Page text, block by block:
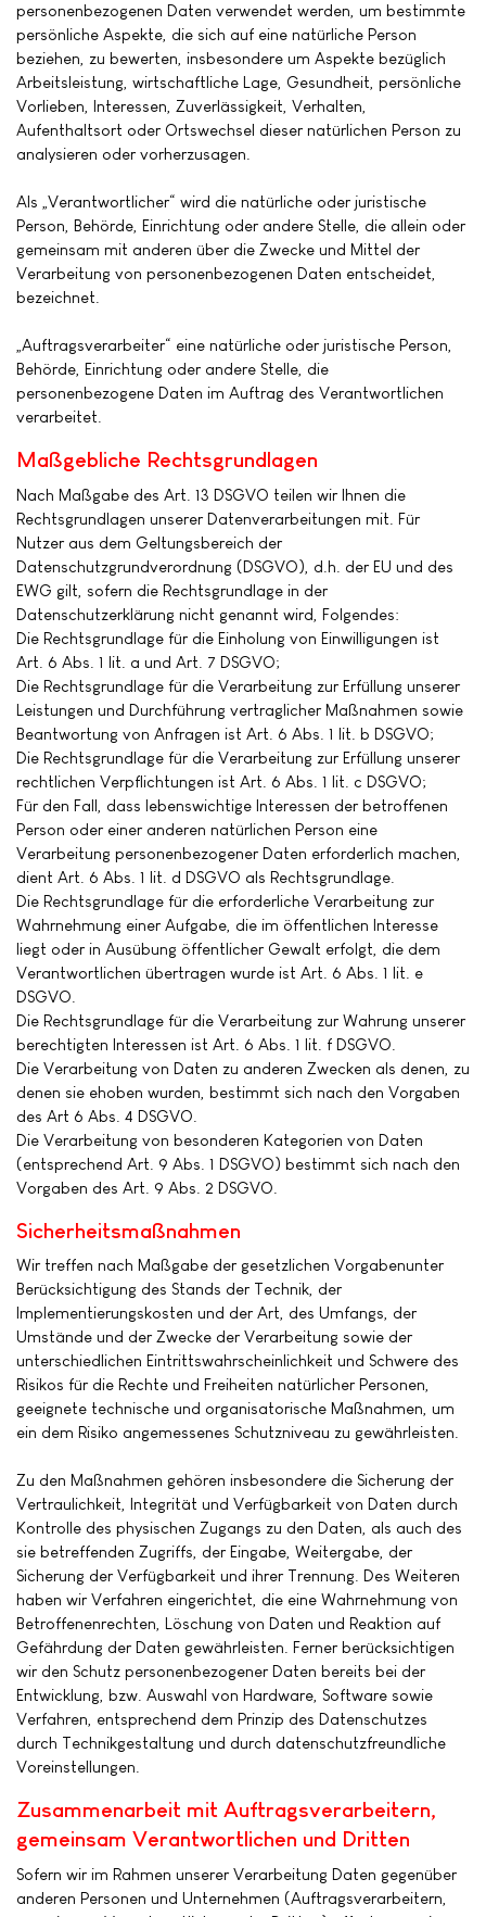
personenbezogenen Daten verwendet werden, um bestimmte
persönliche Aspekte, die sich auf eine natürliche Person
beziehen, zu bewerten, insbesondere um Aspekte bezüglich
Arbeitsleistung, wirtschaftliche Lage, Gesundheit, persönliche
Vorlieben, Interessen, Zuverlässigkeit, Verhalten,
Aufenthaltsort oder Ortswechsel dieser natürlichen Person zu
analysieren oder vorherzusagen.
Als „Verantwortlicher“ wird die natürliche oder juristische
Person, Behörde, Einrichtung oder andere Stelle, die allein oder
gemeinsam mit anderen über die Zwecke und Mittel der
Verarbeitung von personenbezogenen Daten entscheidet,
bezeichnet.
„Auftragsverarbeiter“ eine natürliche oder juristische Person,
Behörde, Einrichtung oder andere Stelle, die
personenbezogene Daten im Auftrag des Verantwortlichen
verarbeitet.
Maßgebliche Rechtsgrundlagen
Nach Maßgabe des Art. 13 DSGVO teilen wir Ihnen die
Rechtsgrundlagen unserer Datenverarbeitungen mit. Für
Nutzer aus dem Geltungsbereich der
Datenschutzgrundverordnung (DSGVO), d.h. der EU und des
EWG gilt, sofern die Rechtsgrundlage in der
Datenschutzerklärung nicht genannt wird, Folgendes:
Die Rechtsgrundlage für die Einholung von Einwilligungen ist
Art. 6 Abs. 1 lit. a und Art. 7 DSGVO;
Die Rechtsgrundlage für die Verarbeitung zur Erfüllung unserer
Leistungen und Durchführung vertraglicher Maßnahmen sowie
Beantwortung von Anfragen ist Art. 6 Abs. 1 lit. b DSGVO;
Die Rechtsgrundlage für die Verarbeitung zur Erfüllung unserer
rechtlichen Verpflichtungen ist Art. 6 Abs. 1 lit. c DSGVO;
Für den Fall, dass lebenswichtige Interessen der betroffenen
Person oder einer anderen natürlichen Person eine
Verarbeitung personenbezogener Daten erforderlich machen,
dient Art. 6 Abs. 1 lit. d DSGVO als Rechtsgrundlage.
Die Rechtsgrundlage für die erforderliche Verarbeitung zur
Wahrnehmung einer Aufgabe, die im öffentlichen Interesse
liegt oder in Ausübung öffentlicher Gewalt erfolgt, die dem
Verantwortlichen übertragen wurde ist Art. 6 Abs. 1 lit. e
DSGVO.
Die Rechtsgrundlage für die Verarbeitung zur Wahrung unserer
berechtigten Interessen ist Art. 6 Abs. 1 lit. f DSGVO.
Die Verarbeitung von Daten zu anderen Zwecken als denen, zu
denen sie ehoben wurden, bestimmt sich nach den Vorgaben
des Art 6 Abs. 4 DSGVO.
Die Verarbeitung von besonderen Kategorien von Daten
(entsprechend Art. 9 Abs. 1 DSGVO) bestimmt sich nach den
Vorgaben des Art. 9 Abs. 2 DSGVO.
Sicherheitsmaßnahmen
Wir treffen nach Maßgabe der gesetzlichen Vorgabenunter
Berücksichtigung des Stands der Technik, der
Implementierungskosten und der Art, des Umfangs, der
Umstände und der Zwecke der Verarbeitung sowie der
unterschiedlichen Eintrittswahrscheinlichkeit und Schwere des
Risikos für die Rechte und Freiheiten natürlicher Personen,
geeignete technische und organisatorische Maßnahmen, um
ein dem Risiko angemessenes Schutzniveau zu gewährleisten.
Zu den Maßnahmen gehören insbesondere die Sicherung der
Vertraulichkeit, Integrität und Verfügbarkeit von Daten durch
Kontrolle des physischen Zugangs zu den Daten, als auch des
sie betreffenden Zugriffs, der Eingabe, Weitergabe, der
Sicherung der Verfügbarkeit und ihrer Trennung. Des Weiteren
haben wir Verfahren eingerichtet, die eine Wahrnehmung von
Betroffenenrechten, Löschung von Daten und Reaktion auf
Gefährdung der Daten gewährleisten. Ferner berücksichtigen
wir den Schutz personenbezogener Daten bereits bei der
Entwicklung, bzw. Auswahl von Hardware, Software sowie
Verfahren, entsprechend dem Prinzip des Datenschutzes
durch Technikgestaltung und durch datenschutzfreundliche
Voreinstellungen.
Zusammenarbeit mit Auftragsverarbeitern,
gemeinsam Verantwortlichen und Dritten
Sofern wir im Rahmen unserer Verarbeitung Daten gegenüber
anderen Personen und Unternehmen (Auftragsverarbeitern,